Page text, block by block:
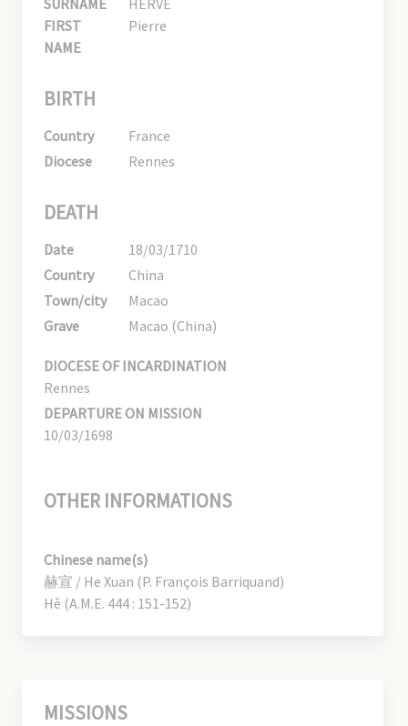
FIRST
NAME
Pierre
BIRTH
Country
France
Diocese
Rennes
DEATH
Date
18/03/1710
Country
China
Town/city
Macao
Grave
Macao (China)
DIOCESE OF INCARDINATION
Rennes
DEPARTURE ON MISSION
10/03/1698
OTHER INFORMATIONS
Chinese name(s)
赫宣 / He Xuan (P. François Barriquand)
Hě (A.M.E. 444 : 151-152)
MISSIONS